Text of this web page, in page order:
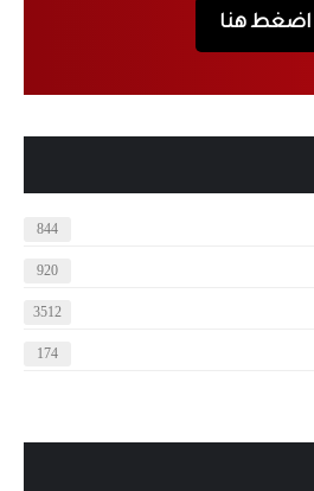
اضغط هنا
844
920
3512
174